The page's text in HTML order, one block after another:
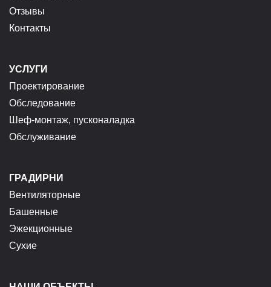
Отзывы
Контакты
УСЛУГИ
Проектирование
Обследование
Шеф-монтаж, пусконаладка
Обслуживание
ГРАДИРНИ
Вентиляторные
Башенные
Эжекционные
Сухие